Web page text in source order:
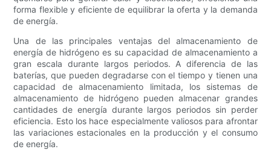
forma flexible y eficiente de equilibrar la oferta y la demanda
de energía.
Una de las principales ventajas del almacenamiento de
energía de hidrógeno es su capacidad de almacenamiento a
gran escala durante largos periodos. A diferencia de las
baterías, que pueden degradarse con el tiempo y tienen una
capacidad de almacenamiento limitada, los sistemas de
almacenamiento de hidrógeno pueden almacenar grandes
cantidades de energía durante largos periodos sin perder
eficiencia. Esto los hace especialmente valiosos para afrontar
las variaciones estacionales en la producción y el consumo
de energía.